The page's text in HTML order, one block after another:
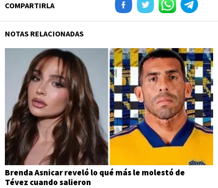
COMPARTIRLA
NOTAS RELACIONADAS
Brenda Asnicar reveló lo qué más le molestó de
Tévez cuando salieron